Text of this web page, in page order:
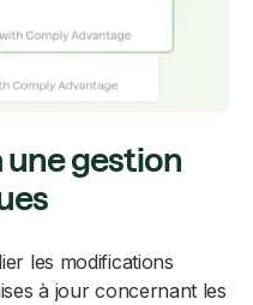
gestion
les modifications
à jour concernant les